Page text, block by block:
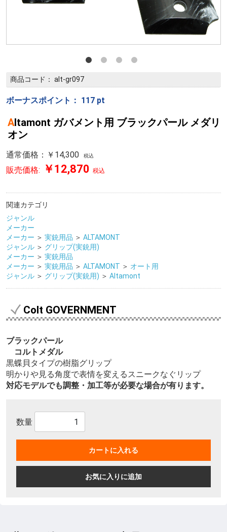
商品コード： alt-gr097
ボーナスポイント： 117 pt
Altamont ガバメント用 ブラックパール メダリ
オン
通常価格：￥14,300 税込
販売価格: ￥12,870 税込
関連カテゴリ
ジャンル
メーカー
メーカー ＞ 実銃用品 ＞ ALTAMONT
ジャンル ＞ グリップ(実銃用)
メーカー ＞ 実銃用品
メーカー ＞ 実銃用品 ＞ ALTAMONT ＞ オート用
ジャンル ＞ グリップ(実銃用) ＞ Altamont
Colt GOVERNMENT
ブラックパール
コルトメダル
黒蝶貝タイプの樹脂グリップ
明かりや見る角度で表情を変えるスニークなぐリップ
対応モデルでも調整・加工等が必要な場合が有ります。
数量
カートに入れる
お気に入りに追加